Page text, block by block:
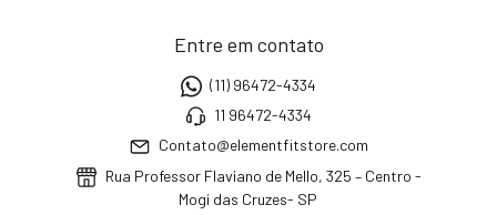
Entre em contato
(11) 96472-4334
11 96472-4334
Contato@elementfitstore.com
Rua Professor Flaviano de Mello, 325 – Centro -
Mogi das Cruzes- SP